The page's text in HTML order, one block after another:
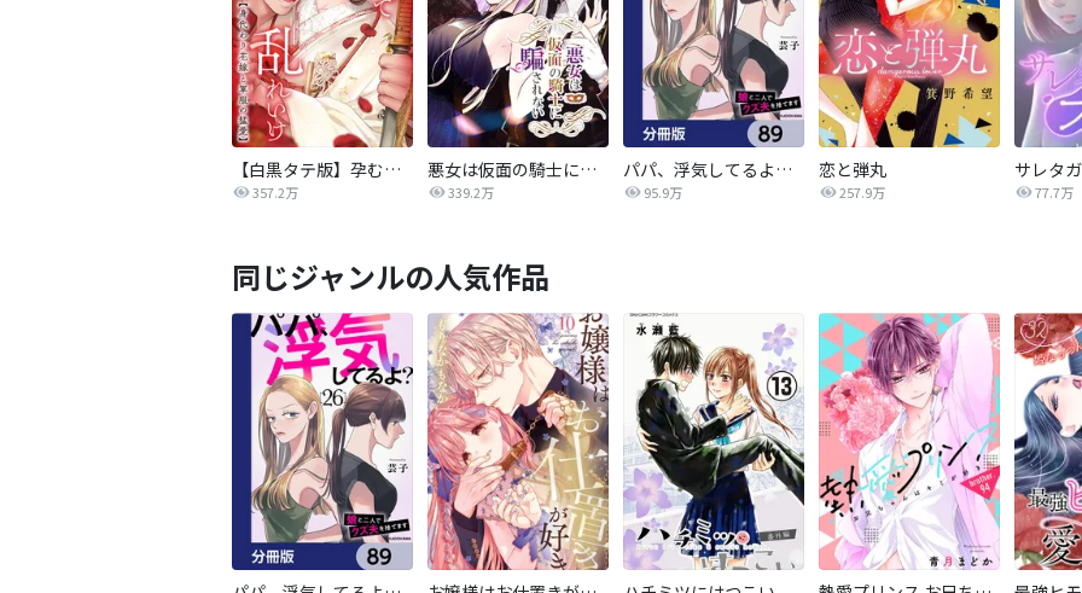
【白黒タテ版】孕むまで乱れいけ～身代わり花嫁と軍服の猛愛
357.2万
悪女は仮面の騎士に騙されない
339.2万
パパ、浮気してるよ？娘と二人でクズ夫を捨てます【分冊版】
95.9万
恋と弾丸
257.9万 77.7万
同じジャンルの人気作品